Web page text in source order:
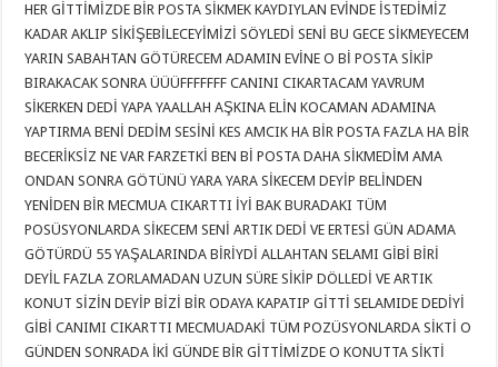
HER GİTTİMİZDE BİR POSTA SİKMEK KAYDIYLAN EVİNDE İSTEDİMİZ
KADAR AKLIP SİKİŞEBİLECEYİMİZİ SÖYLEDİ SENİ BU GECE SİKMEYECEM
YARIN SABAHTAN GÖTÜRECEM ADAMIN EVİNE O Bİ POSTA SİKİP
BIRAKACAK SONRA ÜÜÜFFFFFFF CANINI CIKARTACAM YAVRUM
SİKERKEN DEDİ YAPA YAALLAH AŞKINA ELİN KOCAMAN ADAMINA
YAPTIRMA BENİ DEDİM SESİNİ KES AMCIK HA BİR POSTA FAZLA HA BİR
BECERİKSİZ NE VAR FARZETKİ BEN Bİ POSTA DAHA SİKMEDİM AMA
ONDAN SONRA GÖTÜNÜ YARA YARA SİKECEM DEYİP BELİNDEN
YENİDEN BİR MECMUA CIKARTTI İYİ BAK BURADAKI TÜM
POSÜSYONLARDA SİKECEM SENİ ARTIK DEDİ VE ERTESİ GÜN ADAMA
GÖTÜRDÜ 55 YAŞALARINDA BİRİYDİ ALLAHTAN SELAMI GİBİ BİRİ
DEYİL FAZLA ZORLAMADAN UZUN SÜRE SİKİP DÖLLEDİ VE ARTIK
KONUT SİZİN DEYİP BİZİ BİR ODAYA KAPATIP GİTTİ SELAMIDE DEDİYİ
GİBİ CANIMI CIKARTTI MECMUADAKİ TÜM POZÜSYONLARDA SİKTİ O
GÜNDEN SONRADA İKİ GÜNDE BİR GİTTİMİZDE O KONUTTA SİKTİ